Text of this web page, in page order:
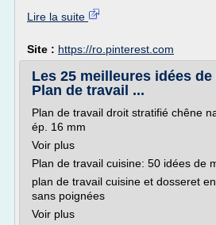
Lire la suite
Site : https://ro.pinterest.com
Les 25 meilleures idées
Plan de travail ...
Plan de travail droit stratifié chêne
ép. 16 mm
Voir plus
Plan de travail cuisine: 50 idées de
plan de travail cuisine et dosseret
sans poignées
Voir plus